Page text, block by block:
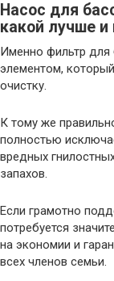
Насос для
какой лучше и
Именно фильтр для
элементом,
очистку.
К тому же
полностью
вредных
запахов.
Если грамотно
потребуется
на экономии и
всех членов семьи.